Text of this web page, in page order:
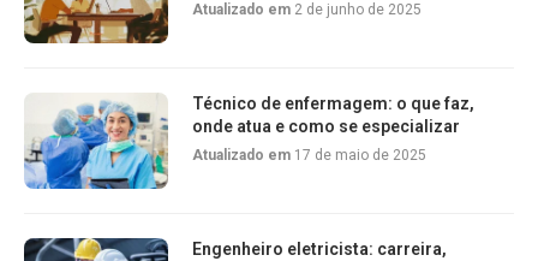
Atualizado em 2 de junho de 2025
Técnico de enfermagem: o que faz,
onde atua e como se especializar
Atualizado em 17 de maio de 2025
Engenheiro eletricista: carreira,